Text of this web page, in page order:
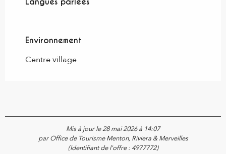
Environnement
Environnement
Centre village
Mis à jour le 28 mai 2026 à 14:07
par Office de Tourisme Menton, Riviera & Merveilles
(Identifiant de l'offre : 4977772)